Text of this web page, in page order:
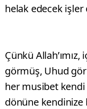
helak edecek
Çünkü
görmüş, Uhud
her musibet kendi
dönüne kendinize